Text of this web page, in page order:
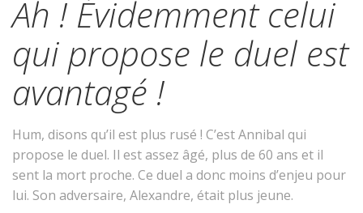
Ah ! Évidemment celui
qui propose le duel est
avantagé !
Hum, disons qu’il est plus rusé ! C’est Annibal qui
propose le duel. Il est assez âgé, plus de 60 ans et il
sent la mort proche. Ce duel a donc moins d’enjeu pour
lui. Son adversaire, Alexandre, était plus jeune.